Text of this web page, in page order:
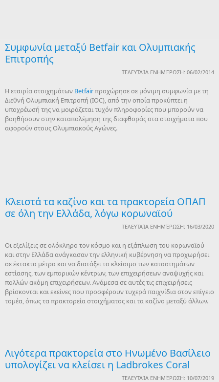
Συμφωνία μεταξύ Betfair και Ολυμπιακής
Επιτροπής
ΤΕΛΕΥΤΑΊΑ ΕΝΗΜΈΡΩΣΗ: 06/02/2014
Η εταιρία στοιχημάτων Betfairπροχώρησε σε μόνιμη συμφωνία με τη
Διεθνή Ολυμπιακή Επιτροπή (IOC), από την οποία προκύπτει η
υποχρέωσή της να μοιράζεται τυχόν πληροφορίες που μπορούν να
βοηθήσουν στην καταπολέμηση της διαφθοράς στα στοιχήματα που
αφορούν στους Ολυμπιακούς Αγώνες.
Κλειστά τα καζίνο και τα πρακτορεία ΟΠΑΠ
σε όλη την Ελλάδα, λόγω κορωναϊού
ΤΕΛΕΥΤΑΊΑ ΕΝΗΜΈΡΩΣΗ: 16/03/2020
Οι εξελίξεις σε ολόκληρο τον κόσμο και η εξάπλωση του κορωναϊού
και στην Ελλάδα ανάγκασαν την ελληνική κυβέρνηση να προχωρήσει
σε έκτακτα μέτρα και να διατάξει το κλείσιμο των καταστημάτων
εστίασης, των εμπορικών κέντρων, των επιχειρήσεων αναψυχής και
πολλών ακόμη επιχειρήσεων. Ανάμεσα σε αυτές τις επιχειρήσεις
βρίσκονται και εκείνες που προσφέρουν τυχερά παιχνίδια στον επίγειο
τομέα, όπως τα πρακτορεία στοιχήματος και τα καζίνο μεταξύ άλλων.
Λιγότερα πρακτορεία στο Ηνωμένο Βασίλειο
υπολογίζει να κλείσει η Ladbrokes Coral
ΤΕΛΕΥΤΑΊΑ ΕΝΗΜΈΡΩΣΗ: 10/07/2019